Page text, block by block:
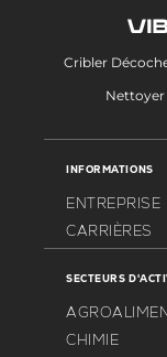
Cribler
Nettoyer
INFORMATIONS
ENTREPRISE
CARRIÈRES
SECTEURS
CHIMIE